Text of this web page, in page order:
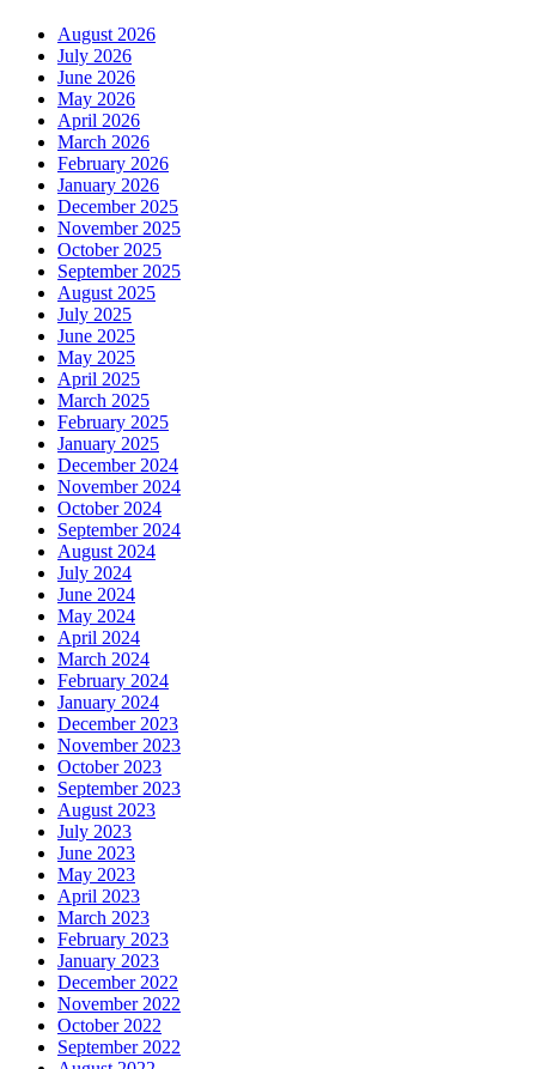
August 2026
July 2026
June 2026
May 2026
April 2026
March 2026
February 2026
January 2026
December 2025
November 2025
October 2025
September 2025
August 2025
July 2025
June 2025
May 2025
April 2025
March 2025
February 2025
January 2025
December 2024
November 2024
October 2024
September 2024
August 2024
July 2024
June 2024
May 2024
April 2024
March 2024
February 2024
January 2024
December 2023
November 2023
October 2023
September 2023
August 2023
July 2023
June 2023
May 2023
April 2023
March 2023
February 2023
January 2023
December 2022
November 2022
October 2022
September 2022